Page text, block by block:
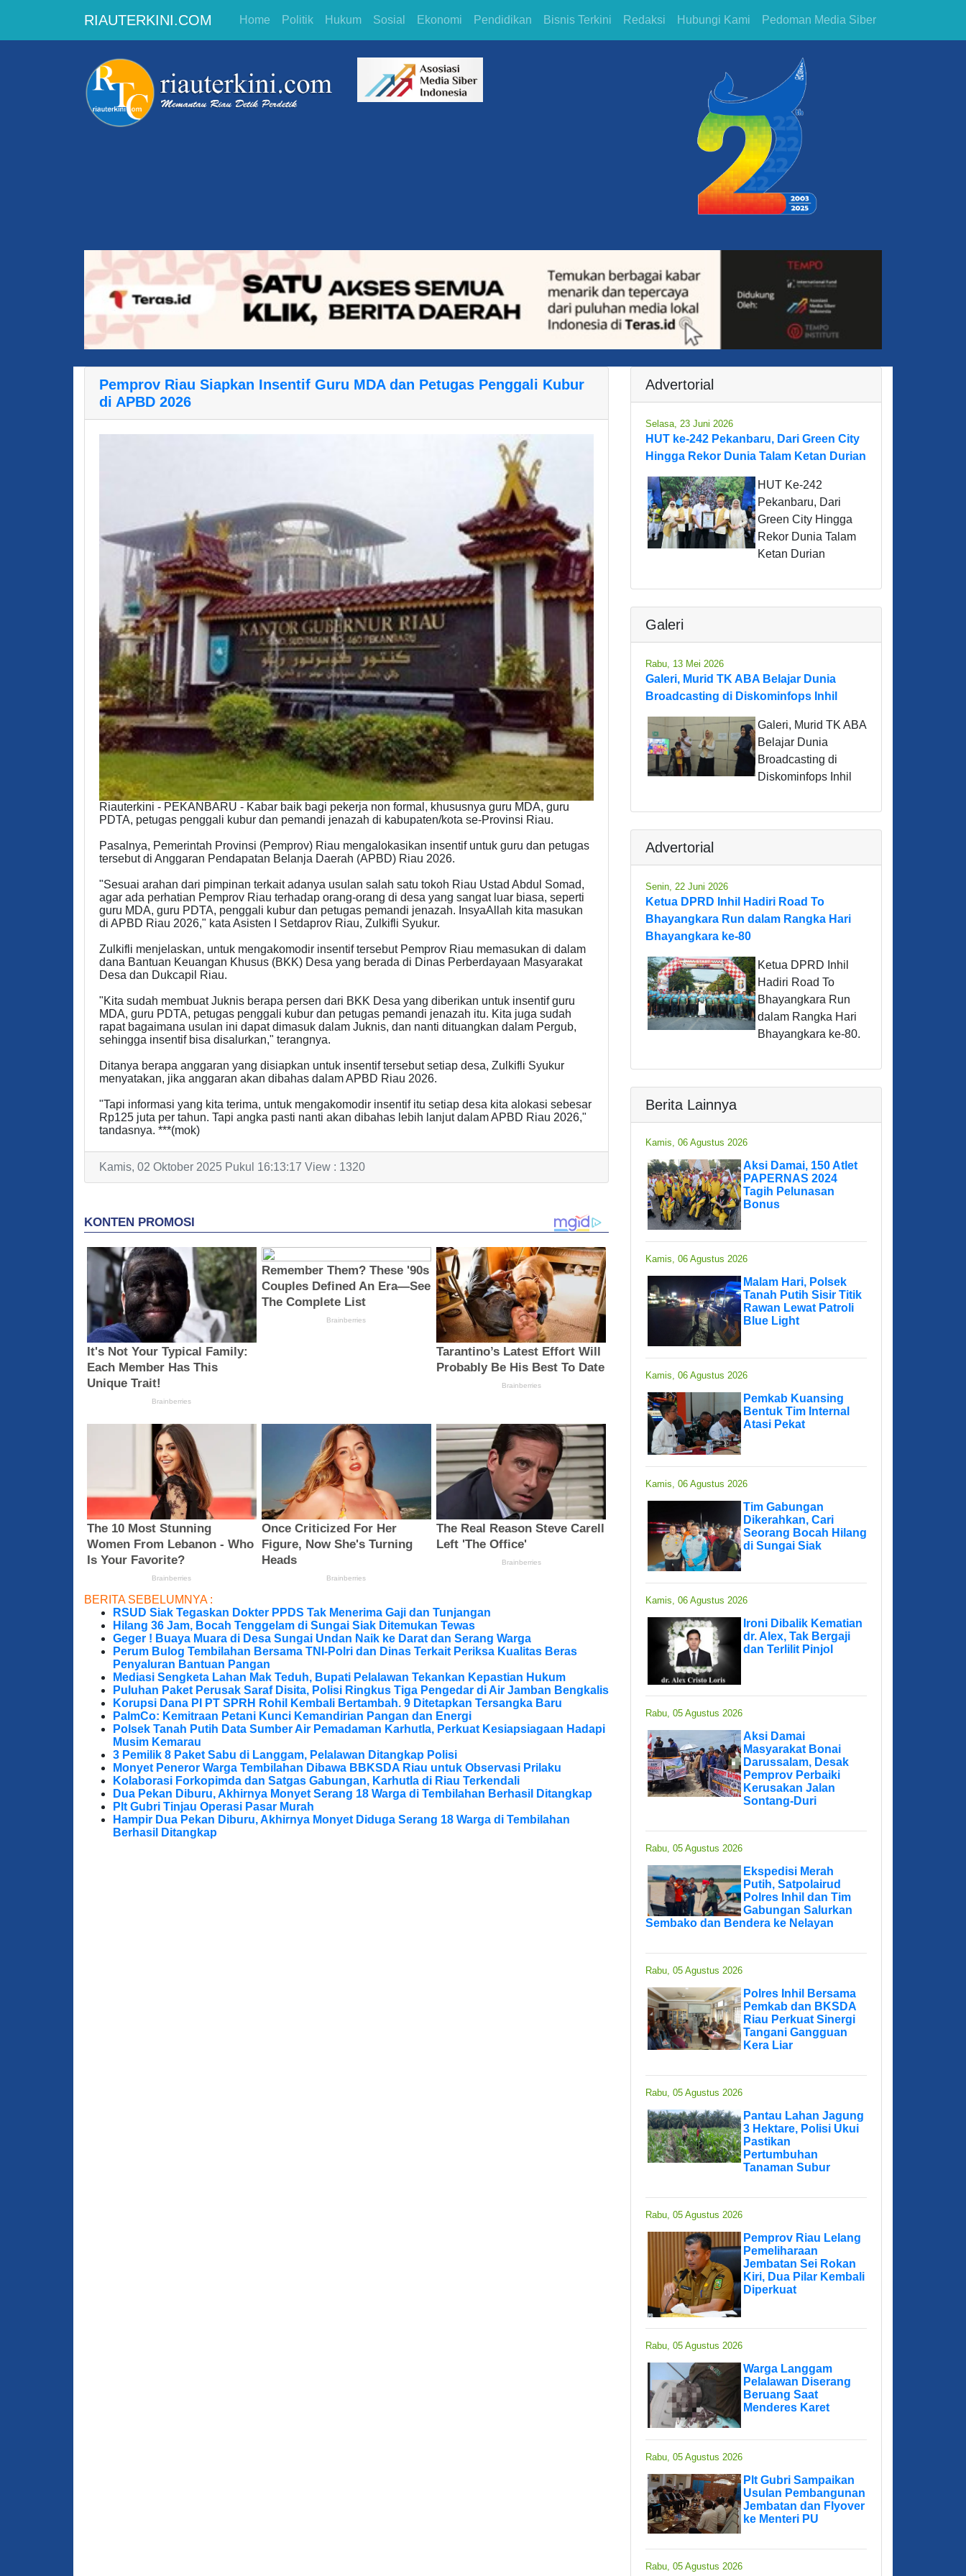
RIAUTERKINI.COM Home Politik Hukum Sosial Ekonomi Pendidikan Bisnis Terkini Redaksi Hubungi Kami Pedoman Media Siber
Pemprov Riau Siapkan Insentif Guru MDA dan Petugas Penggali Kubur
di APBD 2026
Riauterkini - PEKANBARU - Kabar baik bagi pekerja non formal, khususnya guru MDA, guru
PDTA, petugas penggali kubur dan pemandi jenazah di kabupaten/kota se-Provinsi Riau.
Pasalnya, Pemerintah Provinsi (Pemprov) Riau mengalokasikan insentif untuk guru dan petugas
tersebut di Anggaran Pendapatan Belanja Daerah (APBD) Riau 2026.
"Sesuai arahan dari pimpinan terkait adanya usulan salah satu tokoh Riau Ustad Abdul Somad,
agar ada perhatian Pemprov Riau terhadap orang-orang di desa yang sangat luar biasa, seperti
guru MDA, guru PDTA, penggali kubur dan petugas pemandi jenazah. InsyaAllah kita masukan
di APBD Riau 2026," kata Asisten I Setdaprov Riau, Zulkifli Syukur.
Zulkifli menjelaskan, untuk mengakomodir insentif tersebut Pemprov Riau memasukan di dalam
dana Bantuan Keuangan Khusus (BKK) Desa yang berada di Dinas Perberdayaan Masyarakat
Desa dan Dukcapil Riau.
"Kita sudah membuat Juknis berapa persen dari BKK Desa yang diberikan untuk insentif guru
MDA, guru PDTA, petugas penggali kubur dan petugas pemandi jenazah itu. Kita juga sudah
rapat bagaimana usulan ini dapat dimasuk dalam Juknis, dan nanti dituangkan dalam Pergub,
sehingga insentif bisa disalurkan," terangnya.
Ditanya berapa anggaran yang disiapkan untuk insentif tersebut setiap desa, Zulkifli Syukur
menyatakan, jika anggaran akan dibahas dalam APBD Riau 2026.
"Tapi informasi yang kita terima, untuk mengakomodir insentif itu setiap desa kita alokasi sebesar
Rp125 juta per tahun. Tapi angka pasti nanti akan dibahas lebih lanjut dalam APBD Riau 2026,"
tandasnya. ***(mok)
Kamis, 02 Oktober 2025 Pukul 16:13:17 View : 1320
BERITA SEBELUMNYA :
RSUD Siak Tegaskan Dokter PPDS Tak Menerima Gaji dan Tunjangan
Hilang 36 Jam, Bocah Tenggelam di Sungai Siak Ditemukan Tewas
Geger ! Buaya Muara di Desa Sungai Undan Naik ke Darat dan Serang Warga
Perum Bulog Tembilahan Bersama TNI-Polri dan Dinas Terkait Periksa Kualitas Beras
Penyaluran Bantuan Pangan
Mediasi Sengketa Lahan Mak Teduh, Bupati Pelalawan Tekankan Kepastian Hukum
Puluhan Paket Perusak Saraf Disita, Polisi Ringkus Tiga Pengedar di Air Jamban Bengkalis
Korupsi Dana PI PT SPRH Rohil Kembali Bertambah. 9 Ditetapkan Tersangka Baru
PalmCo: Kemitraan Petani Kunci Kemandirian Pangan dan Energi
Polsek Tanah Putih Data Sumber Air Pemadaman Karhutla, Perkuat Kesiapsiagaan Hadapi
Musim Kemarau
3 Pemilik 8 Paket Sabu di Langgam, Pelalawan Ditangkap Polisi
Monyet Peneror Warga Tembilahan Dibawa BBKSDA Riau untuk Observasi Prilaku
Kolaborasi Forkopimda dan Satgas Gabungan, Karhutla di Riau Terkendali
Dua Pekan Diburu, Akhirnya Monyet Serang 18 Warga di Tembilahan Berhasil Ditangkap
Plt Gubri Tinjau Operasi Pasar Murah
Hampir Dua Pekan Diburu, Akhirnya Monyet Diduga Serang 18 Warga di Tembilahan
Berhasil Ditangkap
Advertorial
Selasa, 23 Juni 2026
HUT ke-242 Pekanbaru, Dari Green City
Hingga Rekor Dunia Talam Ketan Durian
HUT Ke-242
Pekanbaru, Dari
Green City Hingga
Rekor Dunia Talam
Ketan Durian
Galeri
Rabu, 13 Mei 2026
Galeri, Murid TK ABA Belajar Dunia
Broadcasting di Diskominfops Inhil
Galeri, Murid TK ABA
Belajar Dunia
Broadcasting di
Diskominfops Inhil
Advertorial
Senin, 22 Juni 2026
Ketua DPRD Inhil Hadiri Road To
Bhayangkara Run dalam Rangka Hari
Bhayangkara ke-80
Ketua DPRD Inhil
Hadiri Road To
Bhayangkara Run
dalam Rangka Hari
Bhayangkara ke-80.
Berita Lainnya
Kamis, 06 Agustus 2026
Aksi Damai, 150 Atlet
PAPERNAS 2024
Tagih Pelunasan
Bonus
Kamis, 06 Agustus 2026
Malam Hari, Polsek
Tanah Putih Sisir Titik
Rawan Lewat Patroli
Blue Light
Kamis, 06 Agustus 2026
Pemkab Kuansing
Bentuk Tim Internal
Atasi Pekat
Kamis, 06 Agustus 2026
Tim Gabungan
Dikerahkan, Cari
Seorang Bocah Hilang
di Sungai Siak
Kamis, 06 Agustus 2026
Ironi Dibalik Kematian
dr. Alex, Tak Bergaji
dan Terlilit Pinjol
Rabu, 05 Agustus 2026
Aksi Damai
Masyarakat Bonai
Darussalam, Desak
Pemprov Perbaiki
Kerusakan Jalan
Sontang-Duri
Rabu, 05 Agustus 2026
Ekspedisi Merah
Putih, Satpolairud
Polres Inhil dan Tim
Gabungan Salurkan
Sembako dan Bendera ke Nelayan
Rabu, 05 Agustus 2026
Polres Inhil Bersama
Pemkab dan BKSDA
Riau Perkuat Sinergi
Tangani Gangguan
Kera Liar
Rabu, 05 Agustus 2026
Pantau Lahan Jagung
3 Hektare, Polisi Ukui
Pastikan
Pertumbuhan
Tanaman Subur
Rabu, 05 Agustus 2026
Pemprov Riau Lelang
Pemeliharaan
Jembatan Sei Rokan
Kiri, Dua Pilar Kembali
Diperkuat
Rabu, 05 Agustus 2026
Warga Langgam
Pelalawan Diserang
Beruang Saat
Menderes Karet
Rabu, 05 Agustus 2026
Plt Gubri Sampaikan
Usulan Pembangunan
Jembatan dan Flyover
ke Menteri PU
Rabu, 05 Agustus 2026